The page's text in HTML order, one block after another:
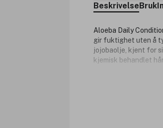
BeskrivelseBruk
Aloeba Daily
gir fuktighet uten å
jojobaolje, kjent for
kjemisk behandlet